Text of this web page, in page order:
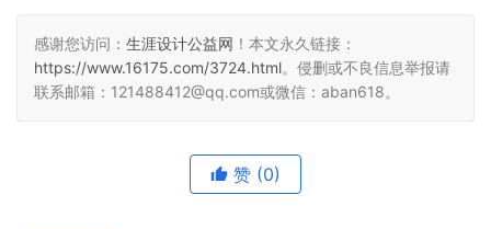
感谢您访问： 生涯设计公益网 ！本文永久链接：
https://www.16175.com/3724.html。侵删或不良信息举报请
联系邮箱：121488412@qq.com或微信：aban618。
赞 (0)